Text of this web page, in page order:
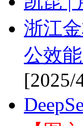
浙江
公效
[2025/